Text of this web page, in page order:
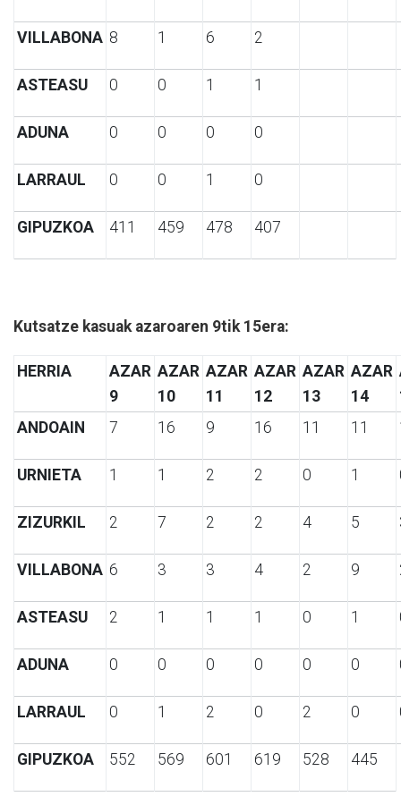
VILLABONA 8 1 6 2
ASTEASU 0 0 1 1
ADUNA 0 0 0 0
LARRAUL 0 0 1 0
GIPUZKOA 411 459 478 407
Kutsatze kasuak azaroaren 9tik 15era:
HERRIA
AZAR
9
AZAR
10
AZAR
11
AZAR
12
AZAR
13
AZAR
14
ANDOAIN
7 16 9 16 11 11
URNIETA 1 1 2 2 0 1
ZIZURKIL 2 7 2 2 4 5
VILLABONA 6 3 3 4 2 9
ASTEASU 2 1 1 1 0 1
ADUNA 0 0 0 0 0 0
LARRAUL 0 1 2 0 2 0
GIPUZKOA 552 569 601 619 528 445